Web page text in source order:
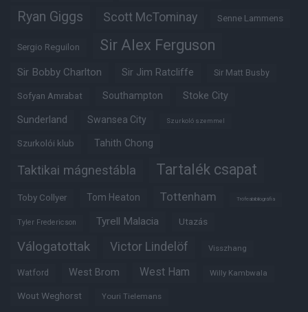
Ryan Giggs Scott McTominay Senne Lammens
Sergio Reguilon Sir Alex Ferguson
Sir Bobby Charlton Sir Jim Ratcliffe Sir Matt Busby
Sofyan Amrabat Southampton Stoke City
Sunderland Swansea City Szurkoló szemmel
Szurkolói klub Tahith Chong
Taktikai mágnestábla Tartalék csapat
Toby Collyer Tom Heaton Tottenham Trófeabibliográfia
Tyler Fredericson Tyrell Malacia Utazás
Válogatottak Victor Lindelöf Visszhang
Watford West Brom West Ham Willy Kambwala
Wout Weghorst Youri Tielemans